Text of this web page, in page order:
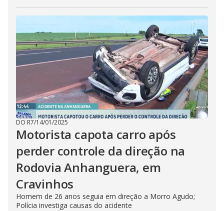
DO R7/14/01/2025
Motorista capota carro após
perder controle da direção na
Rodovia Anhanguera, em
Cravinhos
Homem de 26 anos seguia em direção a Morro Agudo;
Polícia investiga causas do acidente